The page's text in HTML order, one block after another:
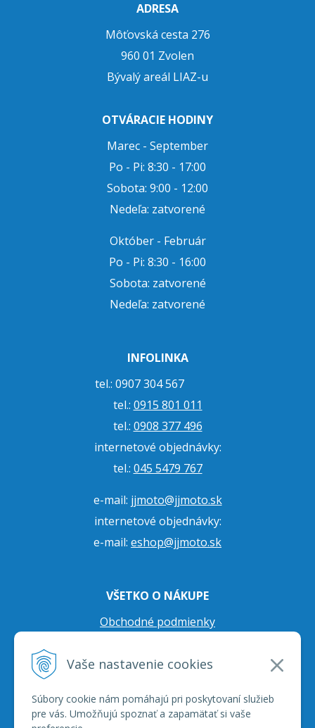
Vaše nastavenie cookies
Súbory cookie nám pomáhajú pri poskytovaní služieb
pre vás. Umožňujú spoznať a zapamätať si vaše
ADRESA
Môťovská cesta 276
960 01 Zvolen
Bývalý areál LIAZ-u
OTVÁRACIE HODINY
Marec - September
Po - Pi: 8:30 - 17:00
Sobota: 9:00 - 12:00
Nedeľa: zatvorené
Október - Február
Po - Pi: 8:30 - 16:00
Sobota: zatvorené
Nedeľa: zatvorené
INFOLINKA
tel.: 0907 304 567
tel.: 0915 801 011
tel.: 0908 377 496
internetové objednávky:
tel.: 045 5479 767
e-mail: jjmoto@jjmoto.sk
internetové objednávky:
e-mail: eshop@jjmoto.sk
VŠETKO O NÁKUPE
Obchodné podmienky
Prepravné podmienky